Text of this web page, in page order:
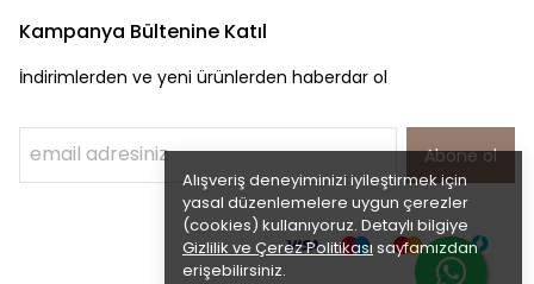
Alışveriş deneyiminizi iyileştirmek için
yasal düzenlemelere uygun çerezler
(cookies) kullanıyoruz. Detaylı bilgiye
Gizlilik ve Çerez Politikası sayfamızdan
erişebilirsiniz.
Kampanya Bültenine Katıl
İndirimlerden ve yeni ürünlerden haberdar ol
Abone ol